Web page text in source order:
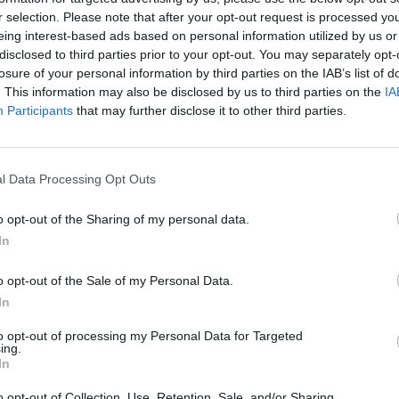
selection. Please note that after your opt-out request is processed
interest-based ads based on personal information utilized by us
to third parties prior to your opt-out. You may separately
of your personal information by third parties on the IAB’s list of
This information may also be disclosed by us to third parties on the
Participants that may further disclose it to other third parties.
Data Processing Opt Outs
opt-out of the Sharing of my personal data.
opt-out of the Sale of my Personal Data.
opt-out of processing my Personal Data for Targeted
MARINO S.R.L. 2-5 milioni 43.99.01
S.R.L. 10-25 milioni 28.13.00
5-10 milioni 22.26.99
S.R.L.
GB S.R.L. 1-2 milioni
BESTIAME S.S.
non pervenuto
AGRICOLA BEGOZZO
AGRICOLA COOPERATIVA
10-25 milioni
CAR.OIL SYSTEM SRL IN